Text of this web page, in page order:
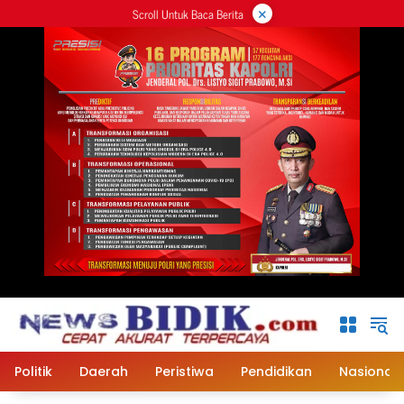
ke
Scroll Untuk Baca Berita ×
Politik Daerah Peristiwa Pendidikan Nasional